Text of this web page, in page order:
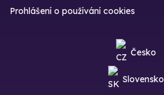
Prohlášení o používání cookies
Česko
Slovensko